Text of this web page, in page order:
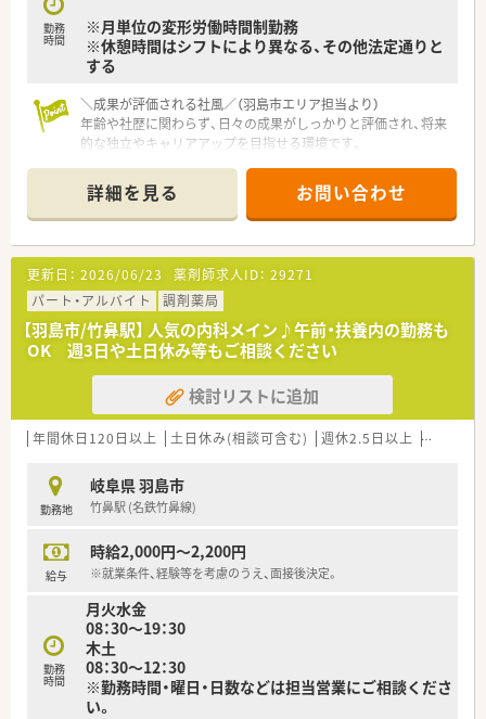
勤務
時間
※月単位の変形労働時間制勤務
※休憩時間はシフトにより異なる、その他法定通りと
する
＼成果が評価される社風／（羽島市エリア担当より）
年齢や社歴に関わらず、日々の成果がしっかりと評価され、将来
的な独立やキャリアアップを目指せる環境です。
【店舗情報と応需状況について】
■最寄り駅の竹鼻駅から車で4分ほどの立地にあり、毎日のマイ
カー通勤も非常に便利な調剤薬局の求人です。
■主に内科や小児科や消化器科の処方箋を1日あたり約70枚応
需しており、幅広い知識を身につけられます。
■常時2名の薬剤師と医療事務が在籍しており、スタッフ同士が
協力しながら日々の業務にあたっている店舗です。
【職場環境と雰囲気】
■代表は非常に遊び心を持った柔軟な考え方の持ち主であり、堅
苦しさのない風通しの良い企業文化が根付いています。
■男女比が半分ずつとバランスが取れており、若手のスタッフも
多く活躍している活気にあふれた明るい職場環境です。
■新しいことへのチャレンジ精神を高く評価してくれる社風な
【こんな方にオススメ】
■これまでの実績や今後の頑張りをしっかりと給与や役職で評
■将来的に自分の店舗を経営したいという強い夢をお持ちで、そ
のためのノウハウを働きながら学びたい方に適しています。
メリハリのある充実した生活を送りたい方にお勧めです。
詳細を見る お問い合わせ
更新日： 2026/06/23 薬剤師求人ID： 29271
パート・アルバイト
調剤薬局
【羽島市/竹鼻駅】 人気の内科メイン♪午前・扶養内の勤務も
OK 週3日や土日休み等もご相談ください
検討リストに追加
年間休日120日以上 土日休み(相談可含む) 週休2.5日以上 週32h以
勤務地
岐阜県 羽島市
竹鼻駅 (名鉄竹鼻線)
給与
時給2,000円～2,200円
※就業条件、経験等を考慮のうえ、面接後決定。
勤務
時間
月火水金
08：30～19：30
木土
08：30～12：30
※勤務時間・曜日・日数などは担当営業にご相談くださ
い。